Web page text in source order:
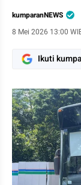
kumparanNEWS
8 Mei 2026 13:00
Ikuti